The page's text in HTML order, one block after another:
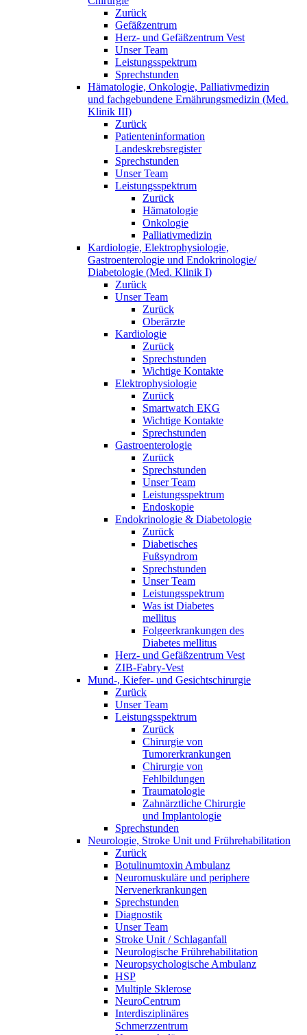
Zurück
Gefäßzentrum
Herz- und Gefäßzentrum Vest
Unser Team
Leistungsspektrum
Sprechstunden
Hämatologie, Onkologie, Palliativmedizin
und fachgebundene Ernährungsmedizin (Med.
Klinik III)
Zurück
Patienteninformation
Landeskrebsregister
Sprechstunden
Unser Team
Leistungsspektrum
Zurück
Hämatologie
Onkologie
Palliativmedizin
Kardiologie, Elektrophysiologie,
Gastroenterologie und Endokrinologie/
Diabetologie (Med. Klinik I)
Zurück
Unser Team
Zurück
Oberärzte
Kardiologie
Zurück
Sprechstunden
Wichtige Kontakte
Elektrophysiologie
Zurück
Smartwatch EKG
Wichtige Kontakte
Sprechstunden
Gastroenterologie
Zurück
Sprechstunden
Unser Team
Leistungsspektrum
Endoskopie
Endokrinologie & Diabetologie
Zurück
Diabetisches
Fußsyndrom
Sprechstunden
Unser Team
Leistungsspektrum
Was ist Diabetes
mellitus
Folgeerkrankungen des
Diabetes mellitus
Herz- und Gefäßzentrum Vest
ZIB-Fabry-Vest
Mund-, Kiefer- und Gesichtschirurgie
Zurück
Unser Team
Leistungsspektrum
Zurück
Chirurgie von
Tumorerkrankungen
Chirurgie von
Fehlbildungen
Traumatologie
Zahnärztliche Chirurgie
und Implantologie
Sprechstunden
Neurologie, Stroke Unit und Frührehabilitation
Zurück
Botulinumtoxin Ambulanz
Neuromuskuläre und periphere
Nervenerkrankungen
Sprechstunden
Diagnostik
Unser Team
Stroke Unit / Schlaganfall
Neurologische Frührehabilitation
Neuropsychologische Ambulanz
HSP
Multiple Sklerose
NeuroCentrum
Interdisziplinäres
Schmerzzentrum